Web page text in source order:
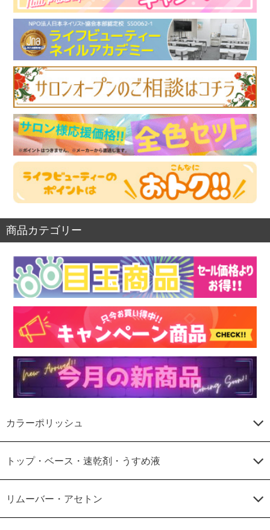
商品カテゴリー
カラーポリッシュ
トップ・ベース・速乾剤・うすめ液
リムーバー・アセトン